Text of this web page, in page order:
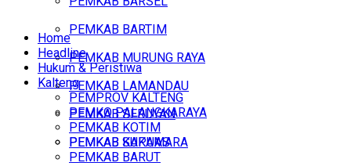
PEMKAB BARTIM
PEMKAB MURUNG RAYA
PEMKAB LAMANDAU
PEMKAB SERUYAN
PEMKAB SUKAMARA
Home
Headline
Hukum & Peristiwa
Kalteng
PEMPROV KALTENG
PEMKO PALANGKARAYA
PEMKAB KOTIM
PEMKAB KAPUAS
PEMKAB BARUT